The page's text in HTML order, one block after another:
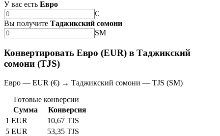
У вас есть Евро
€
Вы получите Таджикский сомони
SM
Конвертировать Евро (EUR) в Таджикский
сомони (TJS)
Евро — EUR (€) → Таджикский сомони — TJS (SM)
Готовые конверсии
Сумма
Конверсия
1 EUR
10,67 TJS
5 EUR
53,35 TJS